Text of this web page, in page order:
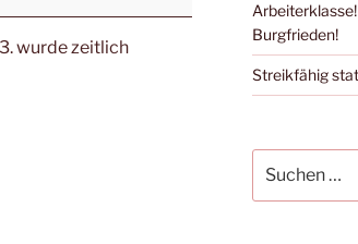
wurde zeitlich
Burgfrieden!
Streikfähig